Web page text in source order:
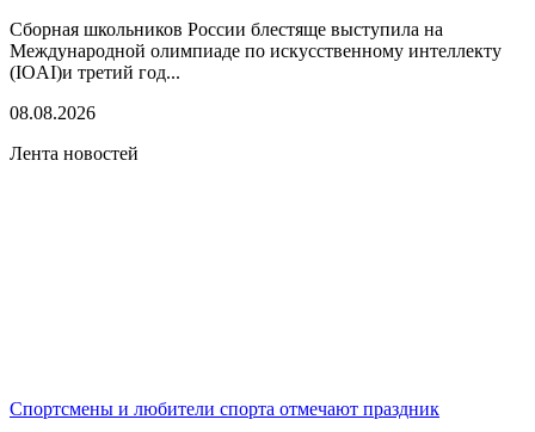
Сборная школьников России блестяще выступила на
Международной олимпиаде по искусственному интеллекту
(IOAI)и третий год...
08.08.2026
Лента новостей
Спортсмены и любители спорта отмечают праздник